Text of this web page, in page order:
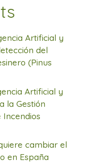
Artificial y
del
(Pinus
Artificial y
la Gestión
Incendios
cambiar el
en España